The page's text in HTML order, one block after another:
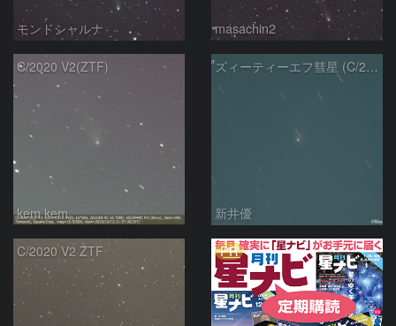
モンドシャルナ masachin2
C/2020 V2(ZTF)
kem.kem
ズィーティーエフ彗星 (C/2020V2)：202309/12
新井優
C/2020 V2 ZTF PR